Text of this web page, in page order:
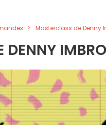
Masterclass de Denny
DENNY